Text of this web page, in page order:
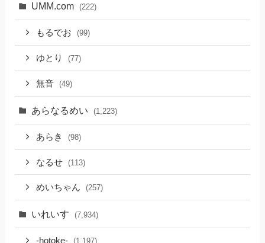
UMM.com (222)
もるでお (99)
ゆとり (77)
無音 (49)
あらなるめい (1,223)
あらき (98)
なるせ (113)
めいちゃん (257)
いれいす (7,934)
-hotoke- (1,197)